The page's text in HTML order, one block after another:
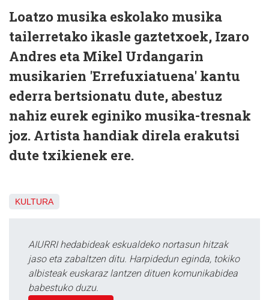
Loatzo musika eskolako musika
tailerretako ikasle gaztetxoek, Izaro
Andres eta Mikel Urdangarin
musikarien 'Errefuxiatuena' kantu
ederra bertsionatu dute, abestuz
nahiz eurek eginiko musika-tresnak
joz. Artista handiak direla erakutsi
dute txikienek ere.
KULTURA
AIURRI hedabideak eskualdeko nortasun hitzak
jaso eta zabaltzen ditu. Harpidedun eginda, tokiko
albisteak euskaraz lantzen dituen komunikabidea
babestuko duzu.